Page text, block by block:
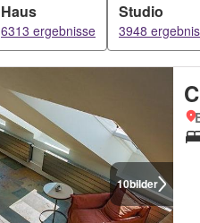
Haus
6313 ergebnisse
Studio
3948
10bilder